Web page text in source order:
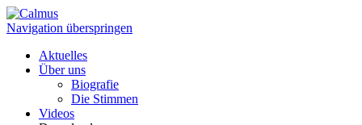
Navigation überspringen
Aktuelles
Über uns
Biografie
Die Stimmen
Videos